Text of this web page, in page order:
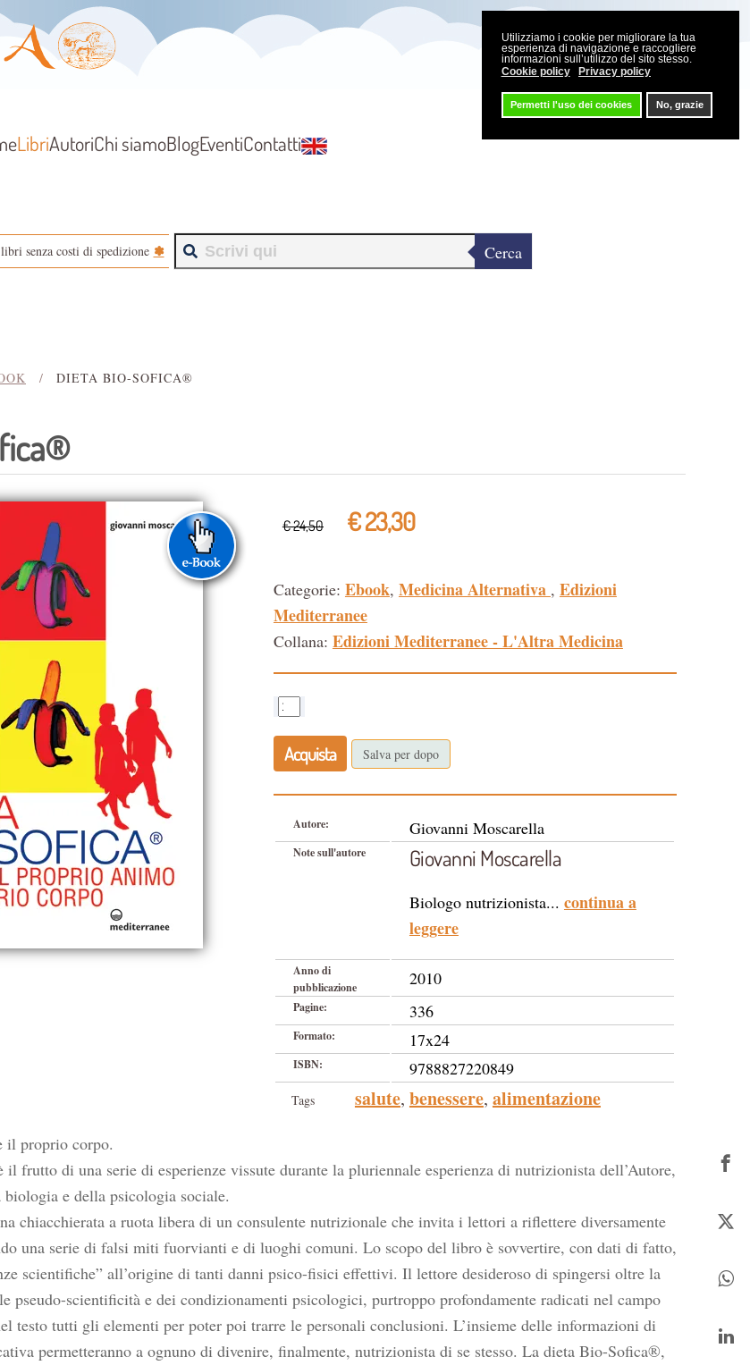
Utilizziamo i cookie per migliorare la tua
esperienza di navigazione e raccogliere
informazioni sull’utilizzo del sito stesso.
Cookie policy
Privacy policy
Permetti l'uso dei cookies No, grazie
LibriAutoriChi siamoBlogEventiContatti
senza costi di spedizione ✽ Cerca
DIETA BIO-SOFICA®
€ 24,50 € 23,30
Categorie: Ebook, Medicina Alternativa , Edizioni
Mediterranee
Collana: Edizioni Mediterranee - L'Altra Medicina
Acquista Salva per dopo
Autore: Giovanni Moscarella
Note sull'autore Giovanni Moscarella
Biologo nutrizionista... continua a
leggere
Anno di
pubblicazione
2010
Pagine: 336
Formato: 17x24
ISBN: 9788827220849
Tags salute, benessere, alimentazione
il proprio corpo.
frutto di una serie di esperienze vissute durante la pluriennale esperienza di nutrizionista dell’Autore,
e della psicologia sociale.
chiacchierata a ruota libera di un consulente nutrizionale che invita i lettori a riflettere diversamente
una serie di falsi miti fuorvianti e di luoghi comuni. Lo scopo del libro è sovvertire, con dati di fatto,
scientifiche” all’origine di tanti danni psico-fisici effettivi. Il lettore desideroso di spingersi oltre la
pseudo-scientificità e dei condizionamenti psicologici, purtroppo profondamente radicati nel campo
testo tutti gli elementi per poter poi trarre le personali conclusioni. L’insieme delle informazioni di
permetteranno a ognuno di divenire, finalmente, nutrizionista di se stesso. La dieta Bio-Sofica®,